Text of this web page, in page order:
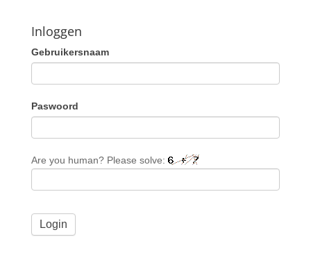
Inloggen
Gebruikersnaam
Paswoord
Are you human? Please solve: